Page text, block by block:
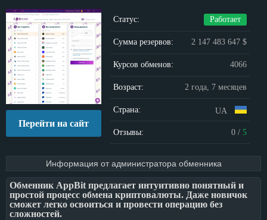
Перейти на сайт
Статус: Работает
Сумма резервов: 2 147 483 647 $
Курсов обменов: 4066
Возраст: 2 года, 7 месяцев
Страна: UA
Отзывы: 0/ 5
Информация от администратора обменника
Обменник AppBit предлагает интуитивно понятный и
простой процесс обмена криптовалюты. Даже новичок
сможет легко освоиться и провести операцию без
сложностей.